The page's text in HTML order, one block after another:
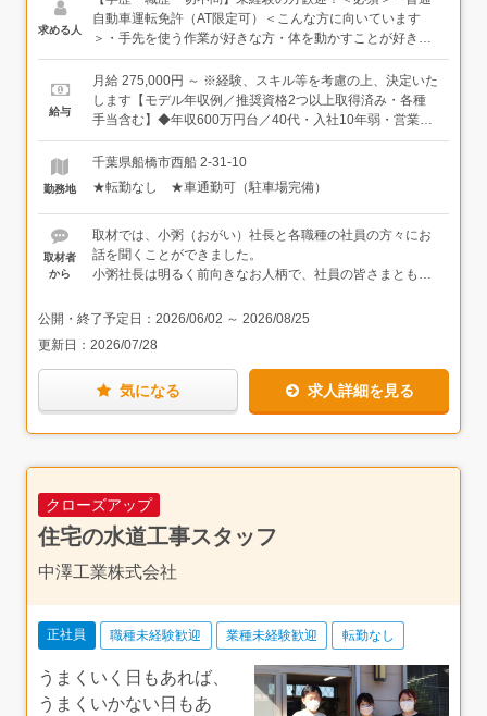
います。＜入社後は＞取り扱う製品やその扱い方など、先
輩との同行を通じて丁寧に教えていきます。種類が多いの
が、先輩社員も一人前になるまでに2～3年かかりました。
焦らずに、じっくり仕事を覚えていくことができます。ま
た、費用は会社負担で必要な資格（液化石油ガス設備士な
心掛けましょう！
求める人
自動車運転免許（AT限定可）＜こんな方に向いています
＞・手先を使う作業が好きな方・体を動かすことが好きな
方・コミュニケーションを大切にできる方（お客様先での
挨拶や誠実な対応が活躍のカギ）
給与
月給 275,000円 ～ ※経験、スキル等を考慮の上、決定いた
します【モデル年収例／推奨資格2つ以上取得済み・各種
手当含む】◆年収600万円台／40代・入社10年弱・営業担
当◆年収700万円台／40代・入社15年以上20年未満・工事
担当◆年収650万円以上／50代・入社約20年・工事担当
勤務地
千葉県船橋市西船 2-31-10
★転勤なし ★車通勤可（駐車場完備）
取材者
から
取材では、小粥（おがい）社長と各職種の社員の方々にお
話を聞くことができました。
小粥社長は明るく前向きなお人柄で、社員の皆さまとも壁
め、ガス業界以外出身の社員の方も多いからこそ、業界の
を取り入れているという、柔軟性も感じました。ガス以外
の住宅設備にも対応することにより、巡り巡って同社のガ
スをご利用いただけるようになる、そんなお話も聞くこと
ができました。
お年寄りの方が時々コンビニと間違えてお手洗いを借りに
貸しつつ、少し世間話をしたり…など、とても温かく和気
あいあいとした職場であることが伝わってきました。
船橋エリアでお仕事をお探しの方、これから先安定して長
す！
公開・終了予定日： 2026/06/02 ～ 2026/08/25
更新日： 2026/07/28
気になる 求人詳細を見る
クローズアップ
住宅の水道工事スタッフ
中澤工業株式会社
正社員 職種未経験歓迎 業種未経験歓迎 転勤なし
うまくいく日もあれば、
うまくいかない日もあ